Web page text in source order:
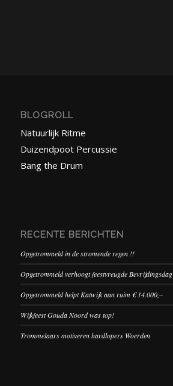
BLOGROLL
Natuurlijk Ritme
Duizendpoot Percussie
Bang the Drum
RECENTE BERICHTEN
Opgetrommeld in de stromende regen !!
Opgetrommeld verhoogt feestvreugde Bevrijdingsdag
Opgetrommeld helpt Katwijk aan ruim € 14.000,–
Wijkfeest Gouda Noord was top!
Trommelaars motiveren hardlopers Woerden